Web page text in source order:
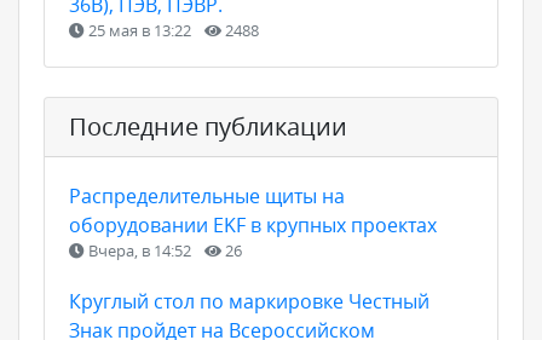
25 мая в 13:22 2488
Последние публикации
Распределительные щиты на
оборудовании EKF в крупных проектах
Вчера, в 14:52 26
Круглый стол по маркировке Честный
Знак пройдет на Всероссийском